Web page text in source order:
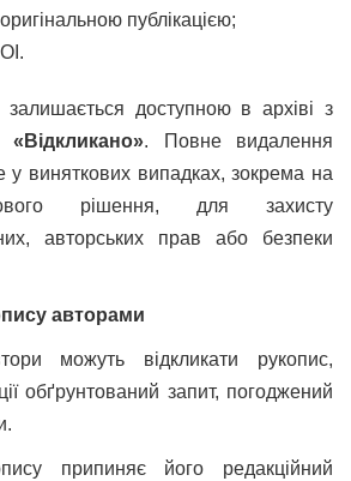
публікацією;
залишається доступною в архіві з
«Відкликано». Повне видалення
у виняткових випадках, зокрема на
рішення, для захисту
авторських прав або безпеки
авторами
можуть відкликати рукопис,
обґрунтований запит, погоджений
припиняє його редакційний